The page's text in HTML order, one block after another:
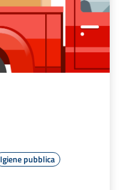
Igiene pubblica